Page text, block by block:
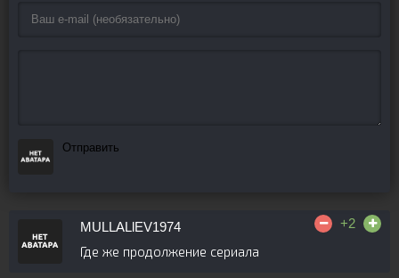
Отправить
MULLALlEV1974
+2
Где же продолжение сериала